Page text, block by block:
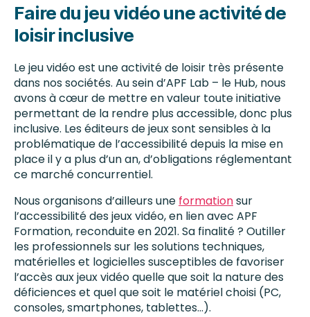
Faire du jeu vidéo une activité de
loisir inclusive
Le jeu vidéo est une activité de loisir très présente
dans nos sociétés. Au sein d’APF Lab – le Hub, nous
avons à cœur de mettre en valeur toute initiative
permettant de la rendre plus accessible, donc plus
inclusive. Les éditeurs de jeux sont sensibles à la
problématique de l’accessibilité depuis la mise en
place il y a plus d’un an, d’obligations réglementant
ce marché concurrentiel.
Nous organisons d’ailleurs une formationsur
l’accessibilité des jeux vidéo, en lien avec APF
Formation, reconduite en 2021. Sa finalité ? Outiller
les professionnels sur les solutions techniques,
matérielles et logicielles susceptibles de favoriser
l’accès aux jeux vidéo quelle que soit la nature des
déficiences et quel que soit le matériel choisi (PC,
consoles, smartphones, tablettes…).